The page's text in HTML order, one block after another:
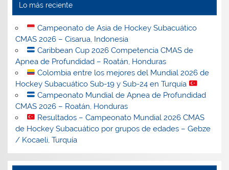
Lo más reciente
Campeonato de Asia de Hockey Subacuático
CMAS 2026 – Cisarua, Indonesia
Caribbean Cup 2026 Competencia CMAS de
Apnea de Profundidad – Roatán, Honduras
Colombia entre los mejores del Mundial 2026 de
Hockey Subacuático Sub-19 y Sub-24 en Turquía
Campeonato Mundial de Apnea de Profundidad
CMAS 2026 – Roatán, Honduras
Resultados – Campeonato Mundial 2026 CMAS
de Hockey Subacuático por grupos de edades – Gebze
/ Kocaeli, Turquía